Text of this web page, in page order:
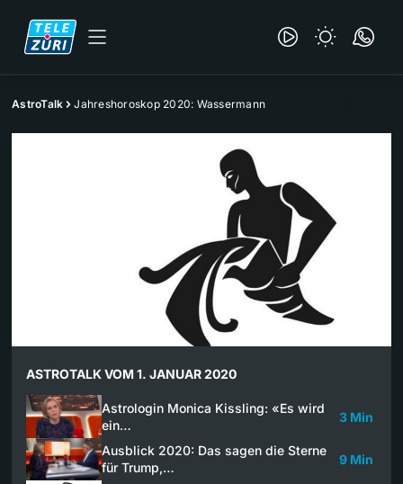
AstroTalk Jahreshoroskop 2020: Wassermann
ASTROTALK VOM 1. JANUAR 2020
Astrologin Monica Kissling: «Es wird
ein…
3 Min
Ausblick 2020: Das sagen die Sterne
für Trump,…
9 Min